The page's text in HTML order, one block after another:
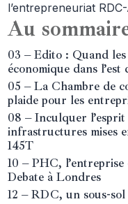
l’entrepreneuriat
Au
03 – Edito : Quand
économique dans
05 – La Chambre de
plaide pour les
08 – Inculquer
infrastructures mises
145T
10 – PHC,
Debate à Londres
12 – RDC, un sous-sol